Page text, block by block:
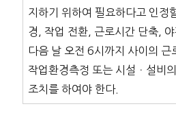
지하기 위하여 필요하다고 인정
경, 작업 전환, 근로시간 단축,
다음 날 오전 6시까지 사이의 근
작업환경측정 또는 시설ㆍ설비
조치를 하여야 한다.